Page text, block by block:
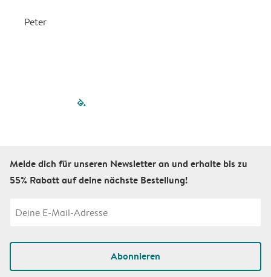
Peter
filled-pagination
Melde dich für unseren Newsletter an und erhalte bis zu
55% Rabatt auf deine nächste Bestellung!
Abonnieren